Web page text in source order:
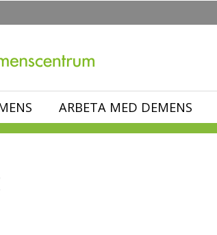
ARBETA MED DEMENS